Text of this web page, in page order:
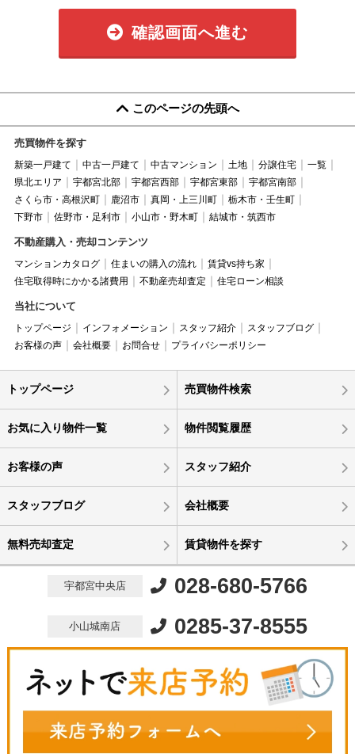
確認画面へ進む
このページの先頭へ
売買物件を探す
新築一戸建て 中古一戸建て 中古マンション 土地 分譲住宅
一覧
県北エリア
宇都宮北部 宇都宮西部 宇都宮東部
宇都宮南部
さくら市・高根沢町
鹿沼市 真岡・上三川町
栃木市・壬生町
下野市
佐野市・足利市 小山市・野木町 結城市・筑西市
不動産購入・売却コンテンツ
マンションカタログ 住まいの購入の流れ
賃貸vs持ち家
住宅取得時にかかる諸費用
不動産売却査定 住宅ローン相談
当社について
トップページ インフォメーション スタッフ紹介
スタッフブログ
お客様の声
会社概要 お問合せ プライバシーポリシー
トップページ 売買物件検索
お気に入り物件一覧 物件閲覧履歴
お客様の声 スタッフ紹介
スタッフブログ 会社概要
無料売却査定 賃貸物件を探す
宇都宮中央店 028-680-5766
小山城南店 0285-37-8555